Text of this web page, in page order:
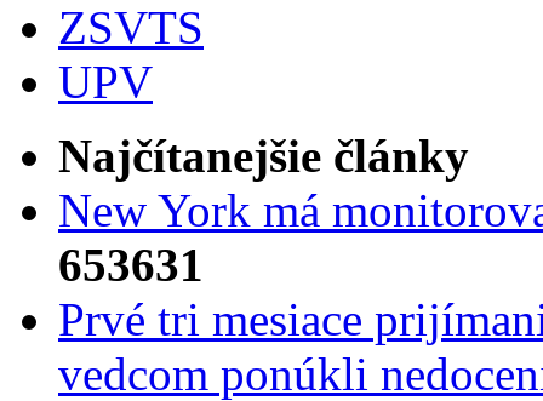
ZSVTS
UPV
Najčítanejšie články
New York má
653631
Prvé tri mesiace
vedcom ponúkli